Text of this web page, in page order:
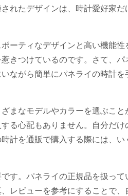
れたデザインは、時計愛好家だ
ーティなデザインと高い機能性
きつけているのです。さて、パ
ながら簡単にパネライの時計を
まなモデルやカラーを選ぶこと
る心配もありません。自分だけ
計を通販で購入する際には、い
す。パネライの正規品を扱って
レビューを参考にすることで、